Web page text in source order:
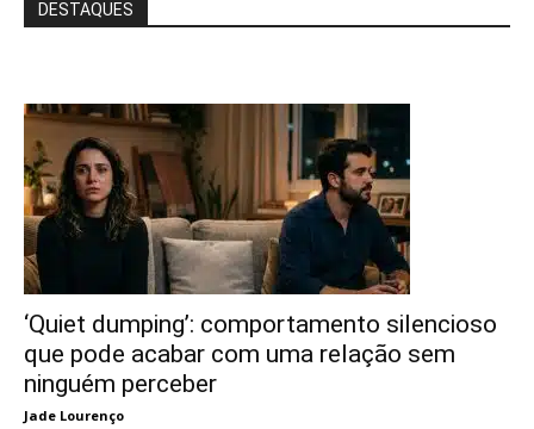
DESTAQUES
‘Quiet dumping’: comportamento silencioso
que pode acabar com uma relação sem
ninguém perceber
Jade Lourenço